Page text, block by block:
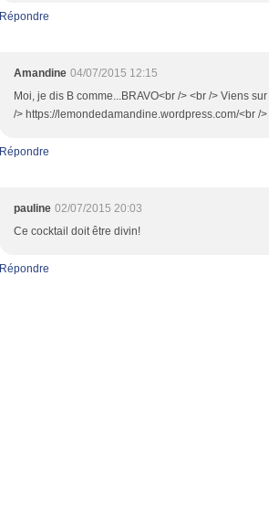
Répondre
Amandine 04/07/2015 12:15
Moi, je dis B comme...BRAVO<br /> <br /> Viens
/> https://lemondedamandine.wordpress.com/<br /
Répondre
pauline 02/07/2015 20:03
Ce cocktail doit être divin!
Répondre